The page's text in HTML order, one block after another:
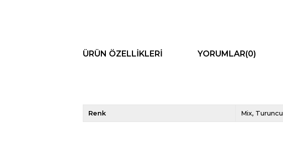
ÜRÜN ÖZELLIKLERI YORUMLAR(0)
Renk Mix Turuncu